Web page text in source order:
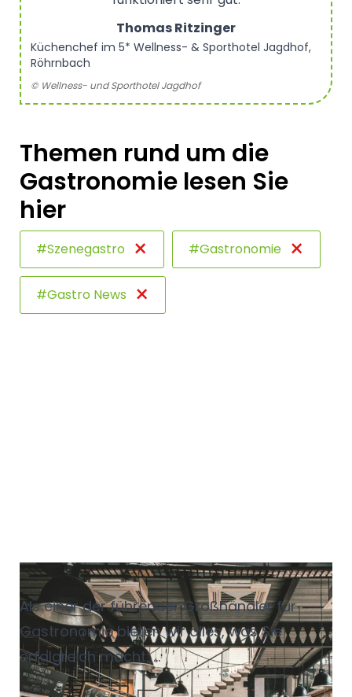
Thomas Ritzinger
Küchenchef im 5* Wellness- & Sporthotel Jagdhof,
Röhrnbach
© Wellness- und Sporthotel Jagdhof
Themen rund um die
Gastronomie lesen Sie
hier
#Szenegastro × #Gastronomie ×
#Gastro News ×
Gastronomie
Als einer der führender Großhändler für
Gastronomie bieten wir alles, was Sie
erfolgreich macht:
Frische Lebensmittel, Kassensysteme,